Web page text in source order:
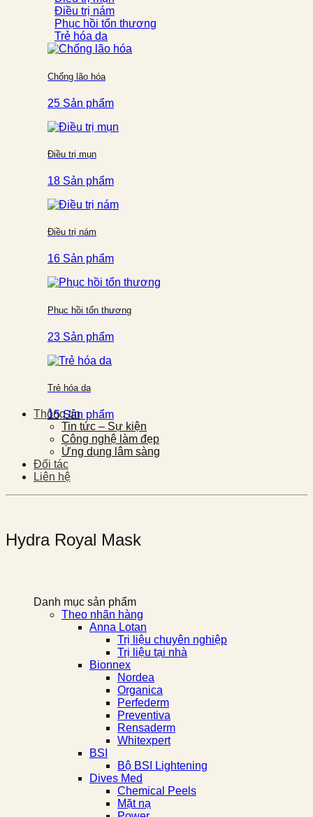
Điều trị nám
Phục hồi tổn thương
Trẻ hóa da
Chống lão hóa
25 Sản phẩm
Điều trị mụn
18 Sản phẩm
Điều trị nám
16 Sản phẩm
Phục hồi tổn thương
23 Sản phẩm
Trẻ hóa da
15 Sản phẩm
Thông tin
Tin tức – Sự kiện
Công nghệ làm đẹp
Ứng dụng lâm sàng
Đối tác
Liên hệ
Hydra Royal Mask
Danh mục sản phẩm
Theo nhãn hàng
Anna Lotan
Trị liệu chuyên nghiệp
Trị liệu tại nhà
Bionnex
Nordea
Organica
Perfederm
Preventiva
Rensaderm
Whitexpert
BSI
Bộ BSI Lightening
Dives Med
Chemical Peels
Mặt nạ